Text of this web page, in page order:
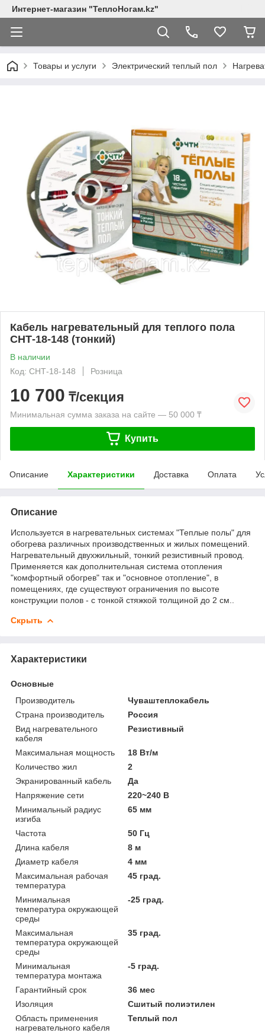
Интернет-магазин "ТеплоНогам.kz"
Товары и услуги Электрический теплый пол
Кабель нагревательный для теплого пола
СНТ-18-148 (тонкий)
В наличии
Код: СНТ-18-148
Розница
10 700 ₸/секция
Минимальная сумма заказа на сайте — 50 000 ₸
Купить
Описание Характеристики Доставка Оплата
Описание
Используется в нагревательных системах "Теплые полы" для
обогрева различных производственных и жилых помещений.
Нагревательный двухжильный, тонкий резистивный провод.
Применяется как дополнительная система отопления
"комфортный обогрев" так и "основное отопление", в
помещениях, где существуют ограничения по высоте
конструкции полов - с тонкой стяжкой толщиной до 2 см..
Скрыть
Характеристики
Основные
Производитель
Чуваштеплокабель
Страна производитель
Россия
Вид нагревательного
кабеля
Резистивный
Максимальная мощность
18 Вт/м
Количество жил
2
Экранированный кабель
Да
Напряжение сети
220~240 В
Минимальный радиус
изгиба
65 мм
Частота
50 Гц
Длина кабеля
8 м
Диаметр кабеля
4 мм
Максимальная рабочая
температура
45 град.
Минимальная
температура окружающей
среды
-25 град.
Максимальная
температура окружающей
среды
35 град.
Минимальная
температура монтажа
-5 град.
Гарантийный срок
36 мес
Изоляция
Сшитый полиэтилен
Область применения
нагревательного кабеля
Теплый пол